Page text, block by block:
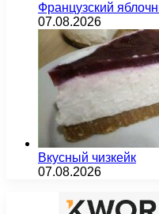
Французский
07.08.2026
Вкусный чизкейк
07.08.2026